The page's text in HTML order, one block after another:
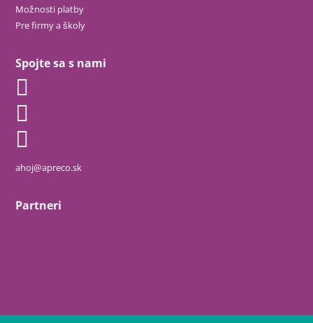
Možnosti platby
Pre firmy a školy
Spojte sa s nami
ahoj@apreco.sk
Partneri